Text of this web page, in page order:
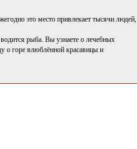
это место привлекает тысячи людей,
рыба. Вы узнаете о лечебных
о горе влюблённой красавицы и